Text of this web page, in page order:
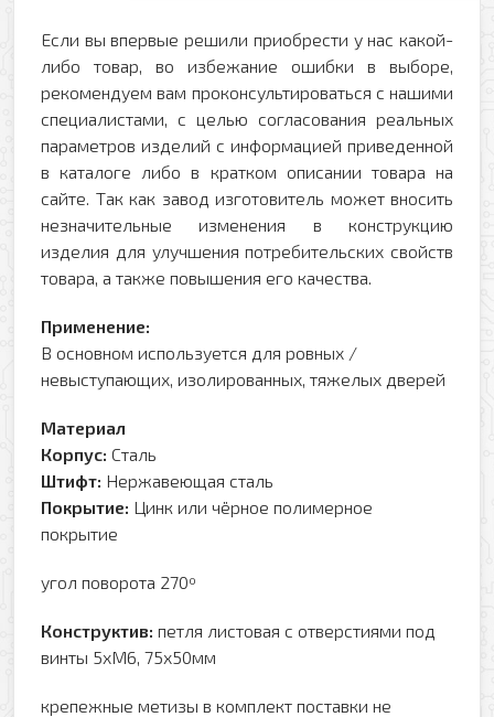
Если вы впервые решили приобрести у нас какой-
либо товар, во избежание ошибки в выборе,
рекомендуем вам проконсультироваться с нашими
специалистами, с целью согласования реальных
параметров изделий с информацией приведенной
в каталоге либо в кратком описании товара на
сайте. Так как завод изготовитель может вносить
незначительные изменения в конструкцию
изделия для улучшения потребительских свойств
товара, а также повышения его качества.
Применение:
В основном используется для ровных /
невыступающих, изолированных, тяжелых дверей
Материал
Корпус: Сталь
Штифт: Нержавеющая сталь
Покрытие: Цинк или чёрное полимерное
покрытие
угол поворота 270º
Конструктив: петля листовая с отверстиями под
винты 5хМ6, 75х50мм
крепежные метизы в комплект поставки не